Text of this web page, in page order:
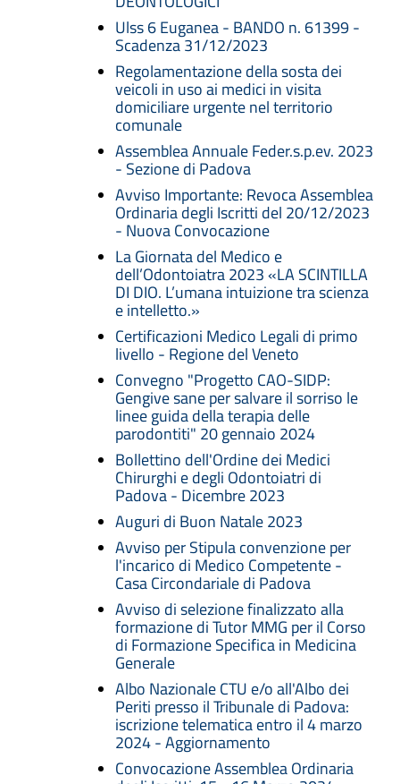
Ulss 6 Euganea - BANDO n. 61399 -
Scadenza 31/12/2023
Regolamentazione della sosta dei
veicoli in uso ai medici in visita
domiciliare urgente nel territorio
comunale
Assemblea Annuale Feder.s.p.ev. 2023
- Sezione di Padova
Avviso Importante: Revoca Assemblea
Ordinaria degli Iscritti del 20/12/2023
- Nuova Convocazione
La Giornata del Medico e
dell’Odontoiatra 2023 «LA SCINTILLA
DI DIO. L’umana intuizione tra scienza
e intelletto.»
Certificazioni Medico Legali di primo
livello - Regione del Veneto
Convegno "Progetto CAO-SIDP:
Gengive sane per salvare il sorriso le
linee guida della terapia delle
parodontiti" 20 gennaio 2024
Bollettino dell'Ordine dei Medici
Chirurghi e degli Odontoiatri di
Padova - Dicembre 2023
Auguri di Buon Natale 2023
Avviso per Stipula convenzione per
l'incarico di Medico Competente -
Casa Circondariale di Padova
Avviso di selezione finalizzato alla
formazione di Tutor MMG per il Corso
di Formazione Specifica in Medicina
Generale
Albo Nazionale CTU e/o all'Albo dei
Periti presso il Tribunale di Padova:
iscrizione telematica entro il 4 marzo
2024 - Aggiornamento
Convocazione Assemblea Ordinaria